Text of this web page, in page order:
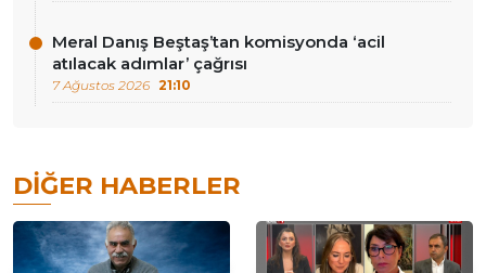
Meral Danış Beştaş’tan komisyonda ‘acil
atılacak adımlar’ çağrısı
7 Ağustos 2026 21:10
DIĞER HABERLER